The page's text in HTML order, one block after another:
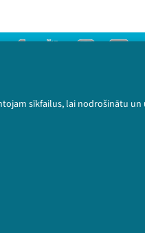
sīkfailus, lai nodrošinātu
politika
noteikumi un
Sarunu festivāls
🔗